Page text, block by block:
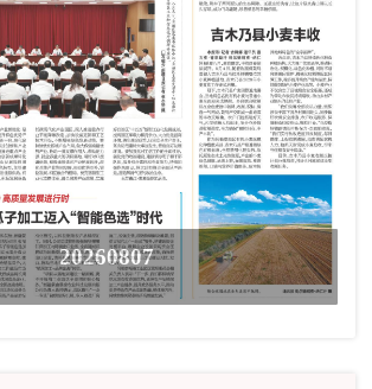
20260807